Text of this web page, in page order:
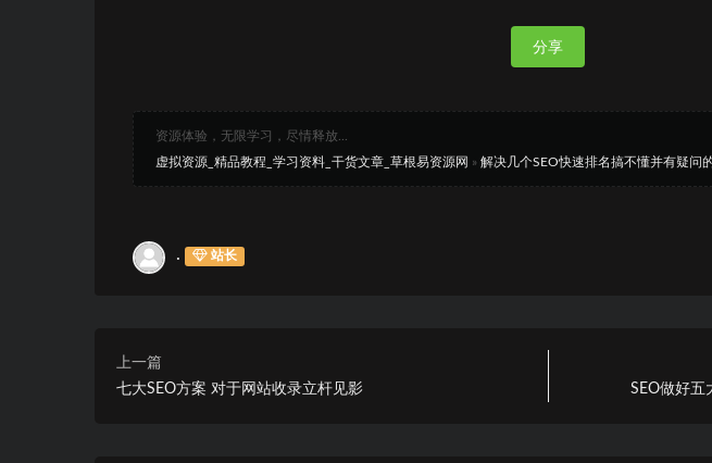
分享
资源体验，无限学习，尽情释放...
虚拟资源_精品教程_学习资料_干货文章_草根易资源网 » 解决几个SEO快速排名搞不懂并有疑问
. 站长
上一篇
七大SEO方案 对于网站收录立杆见影
SEO做好五